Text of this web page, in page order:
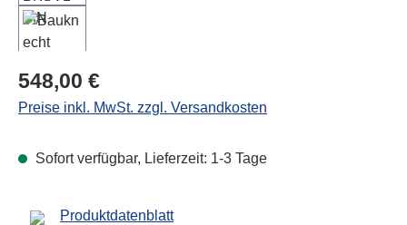
Regulärer Preis:
548,00 €
Preise inkl. MwSt. zzgl. Versandkosten
Sofort verfügbar, Lieferzeit: 1-3 Tage
Produktdatenblatt